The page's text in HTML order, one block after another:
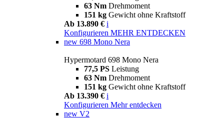
63 Nm Drehmoment
151 kg Gewicht ohne Kraftstoff
Ab 13.890 € i
Konfigurieren MEHR ENTDECKEN
new 698 Mono Nera
Hypermotard 698 Mono Nera
77,5 PS Leistung
63 Nm Drehmoment
151 kg Gewicht ohne Kraftstoff
Ab 13.390 € i
Konfigurieren Mehr entdecken
new V2